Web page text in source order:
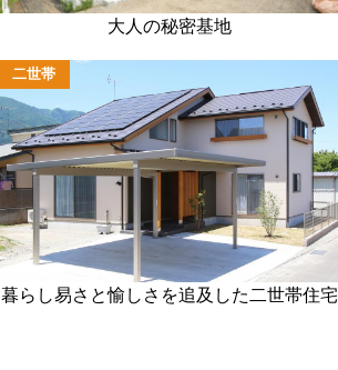
大人の秘密基地
二世帯
暮らし易さと愉しさを追及した二世帯住宅